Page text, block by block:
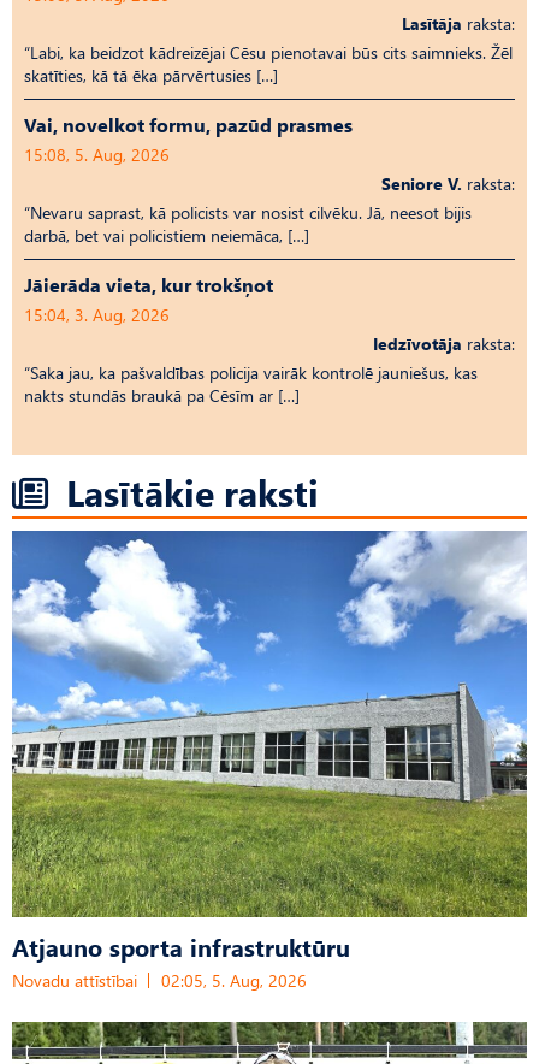
Lasītāja raksta:
“Labi, ka beidzot kādreizējai Cēsu pienotavai būs cits saimnieks. Žēl
skatīties, kā tā ēka pārvērtusies […]
Vai, novelkot formu, pazūd prasmes
15:08, 5. Aug, 2026
Seniore V. raksta:
“Nevaru saprast, kā policists var nosist cilvēku. Jā, neesot bijis
darbā, bet vai policistiem neiemāca, […]
Jāierāda vieta, kur trokšņot
15:04, 3. Aug, 2026
Iedzīvotāja raksta:
“Saka jau, ka pašvaldības policija vairāk kontrolē jauniešus, kas
nakts stundās braukā pa Cēsīm ar […]
Lasītākie raksti
Atjauno sporta infrastruktūru
Novadu attīstībai 02:05, 5. Aug, 2026